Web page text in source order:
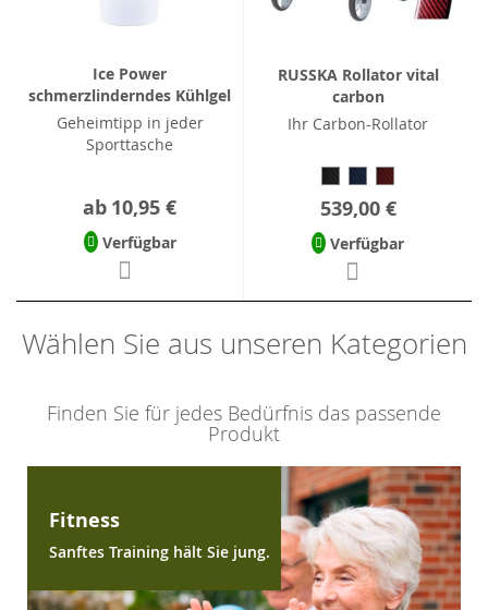
Ice Power
schmerzlinderndes Kühlgel
Geheimtipp in jeder
Sporttasche
ab 10,95 €
Verfügbar
RUSSKA Rollator vital
carbon
Ihr Carbon-Rollator
539,00 €
Verfügbar
Wählen Sie aus unseren Kategorien
Finden Sie für jedes Bedürfnis das passende
Produkt
Fitness
Sanftes Training hält Sie jung.